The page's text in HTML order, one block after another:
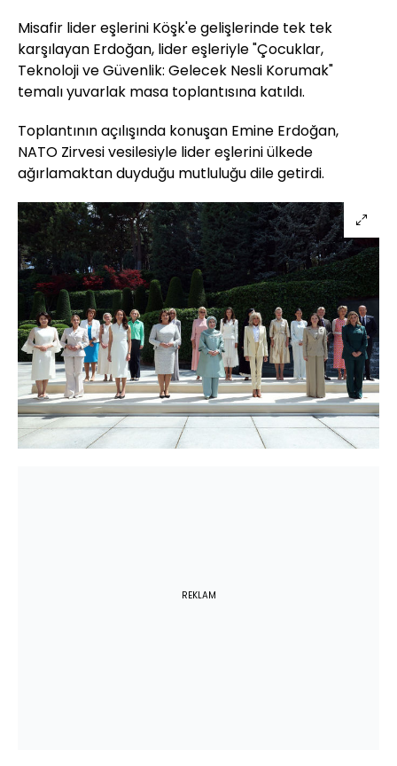
Misafir lider eşlerini Köşk'e gelişlerinde tek tek
karşılayan Erdoğan, lider eşleriyle "Çocuklar,
Teknoloji ve Güvenlik: Gelecek Nesli Korumak"
temalı yuvarlak masa toplantısına katıldı.
Toplantının açılışında konuşan Emine Erdoğan,
NATO Zirvesi vesilesiyle lider eşlerini ülkede
ağırlamaktan duyduğu mutluluğu dile getirdi.
REKLAM